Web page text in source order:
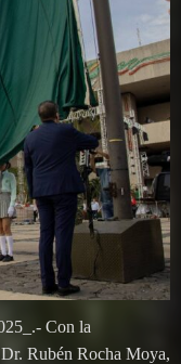
Con la
Rubén Rocha Moya,